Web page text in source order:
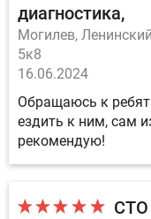
диагностика
Могилев,
5к8
16.06.2024
Обращаюсь к
ездить к ним, сам
рекомендую!
СТО